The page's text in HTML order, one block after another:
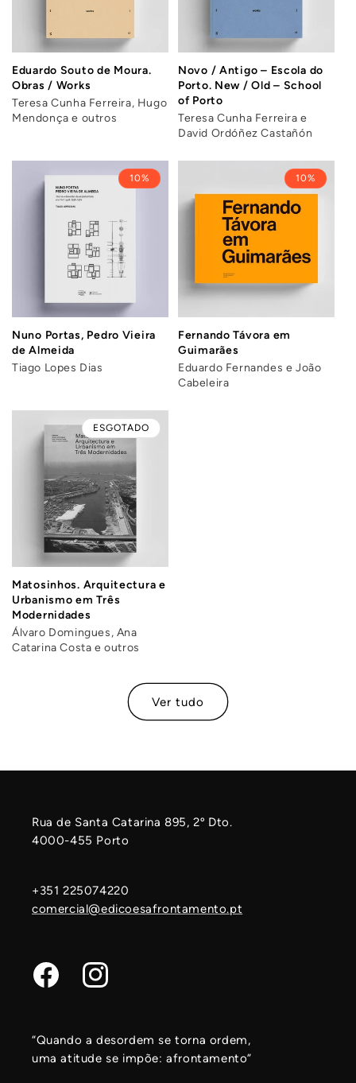
Eduardo Souto de Moura.
Obras / Works
Teresa Cunha Ferreira, Hugo
Mendonça e outros
Novo / Antigo – Escola do
Porto. New / Old – School
of Porto
Teresa Cunha Ferreira e
David Ordóñez Castañón
10%
Nuno Portas, Pedro Vieira
de Almeida
Tiago Lopes Dias
10%
Fernando Távora em
Guimarães
Eduardo Fernandes e João
Cabeleira
ESGOTADO
Matosinhos. Arquitectura e
Urbanismo em Três
Modernidades
Álvaro Domingues, Ana
Catarina Costa e outros
Ver tudo
Rua de Santa Catarina 895, 2º Dto.
4000-455 Porto
+351 225074220
comercial@edicoesafrontamento.pt
Facebook Instagram
“Quando a desordem se torna ordem,
uma atitude se impõe: afrontamento”